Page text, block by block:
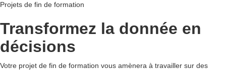
Projets de fin de formation
Transformez la donnée en
décisions
Votre projet de fin de formation vous amènera à travailler sur des